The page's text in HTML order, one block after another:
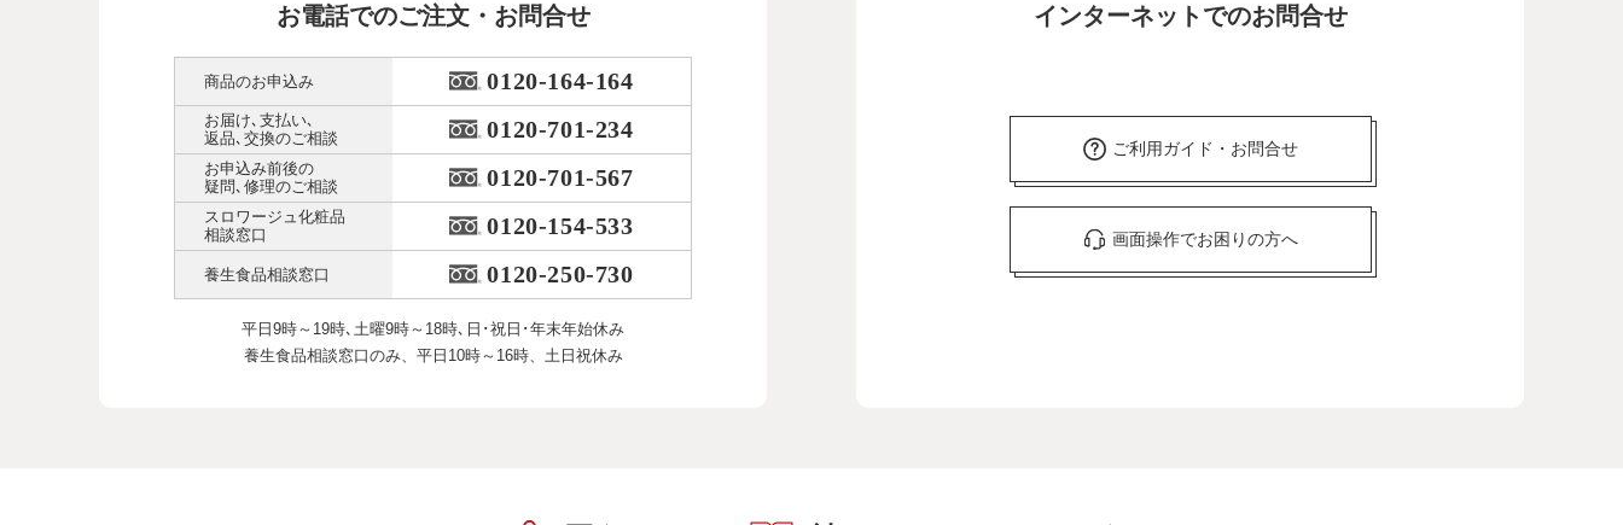
お電話でのご注文・お問合せ
商品のお申込み 0120-164-164
お届け､支払い､
返品､交換のご相談
0120-701-234
お申込み前後の
疑問､修理のご相談
0120-701-567
スロワージュ化粧品
相談窓口
0120-154-533
養生食品相談窓口 0120-250-730
平日9時～19時､土曜9時～18時､ 日･祝日･年末年始休み
養生食品相談窓口のみ、 平日10時～16時、土日祝休み
インターネットでのお問合せ
ご利用ガイド・お問合せ
画面操作でお困りの方へ